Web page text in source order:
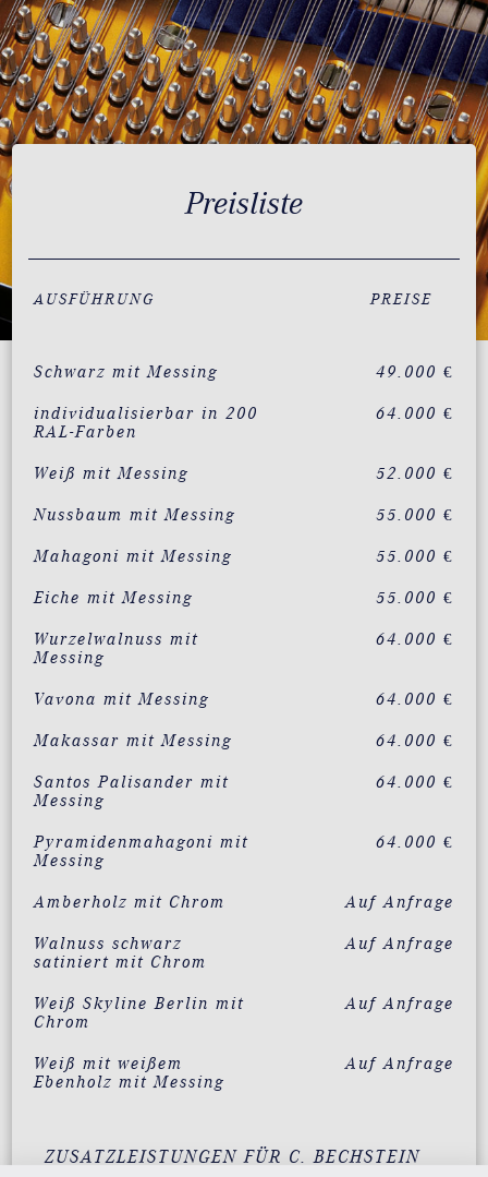
Preisliste
AUSFÜHRUNG PREISE
Schwarz mit Messing 49.000 €
individualisierbar in 200
RAL-Farben
64.000 €
Weiß mit Messing 52.000 €
Nussbaum mit Messing 55.000 €
Mahagoni mit Messing 55.000 €
Eiche mit Messing 55.000 €
Wurzelwalnuss mit
Messing
64.000 €
Vavona mit Messing 64.000 €
Makassar mit Messing 64.000 €
Santos Palisander mit
Messing
64.000 €
Pyramidenmahagoni mit
Messing
64.000 €
Amberholz mit Chrom Auf Anfrage
Walnuss schwarz
satiniert mit Chrom
Auf Anfrage
Weiß Skyline Berlin mit
Chrom
Auf Anfrage
Weiß mit weißem
Ebenholz mit Messing
Auf Anfrage
ZUSATZLEISTUNGEN FÜR C. BECHSTEIN